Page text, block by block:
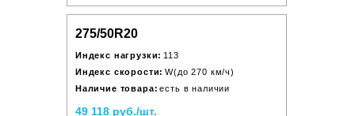
275/50R20
Индекс нагрузки: 113
Индекс скорости: W(до 270 км/ч)
Наличие товара: есть в наличии
49 118 руб./шт.